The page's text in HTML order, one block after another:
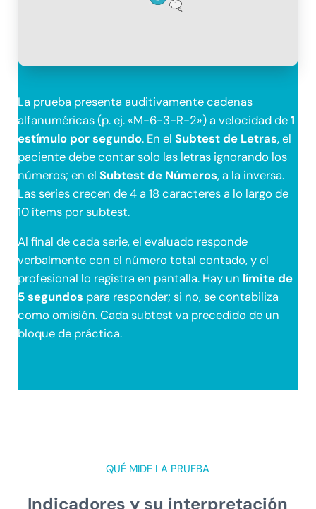
La prueba presenta auditivamente cadenas
alfanuméricas (p. ej. «M-6-3-R-2») a velocidad de1
estímulo por segundo. En el Subtest de Letras, el
paciente debe contar solo las letras ignorando los
números; en el Subtest de Números, a la inversa.
Las series crecen de 4 a 18 caracteres a lo largo de
10 ítems por subtest.
Al final de cada serie, el evaluado responde
verbalmente con el número total contado, y el
profesional lo registra en pantalla. Hay un límite de
5 segundos para responder; si no, se contabiliza
como omisión. Cada subtest va precedido de un
bloque de práctica.
QUÉ MIDE LA PRUEBA
Indicadores y su interpretación